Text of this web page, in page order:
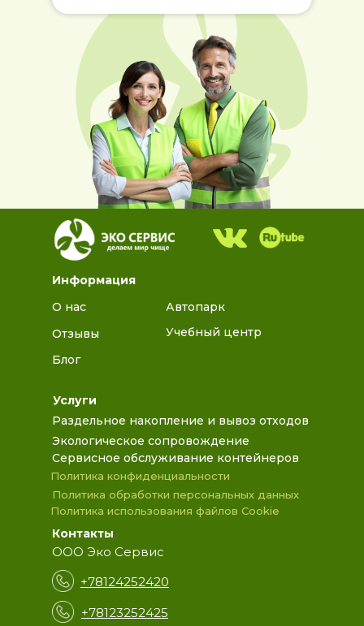
Услуги
Контакты
Раздельное накопление и вывоз отходов
Экологическое сопровождение
Информация
Отзывы
О нас
Автопарк
Учебный центр
ООО Эко Сервис
Блог
Политика использования файлов Cookie
Политика обработки персональных данных
Политика конфиденциальности
Сервисное обслуживание контейнеров
+78124252420
+78123252425